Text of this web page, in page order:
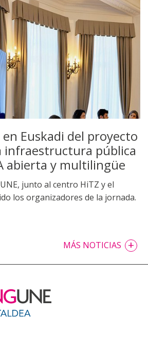
Euskadi del proyecto
infraestructura pública
abierta y multilingüe
junto al centro HiTZ y el
los organizadores de la jornada.
MÁS NOTICIAS +